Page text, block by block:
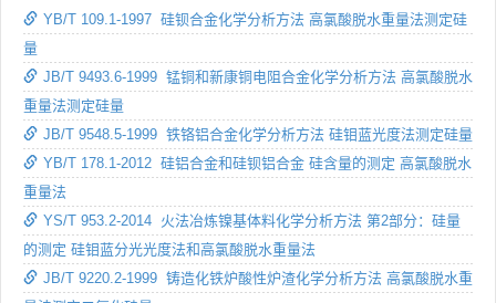
YB/T 109.1-1997 硅钡合金化学分析方法 高氯酸脱水重量法测定硅
量
JB/T 9493.6-1999 锰铜和新康铜电阻合金化学分析方法 高氯酸脱水
重量法测定硅量
JB/T 9548.5-1999 铁铬铝合金化学分析方法 硅钼蓝光度法测定硅量
YB/T 178.1-2012 硅铝合金和硅钡铝合金 硅含量的测定 高氯酸脱水
重量法
YS/T 953.2-2014 火法冶炼镍基体料化学分析方法 第2部分：硅量
的测定 硅钼蓝分光光度法和高氯酸脱水重量法
JB/T 9220.2-1999 铸造化铁炉酸性炉渣化学分析方法 高氯酸脱水重